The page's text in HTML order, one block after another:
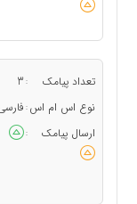
تعداد پیامک :
3
نوع اس ام اس :
ارسال پیامک
: